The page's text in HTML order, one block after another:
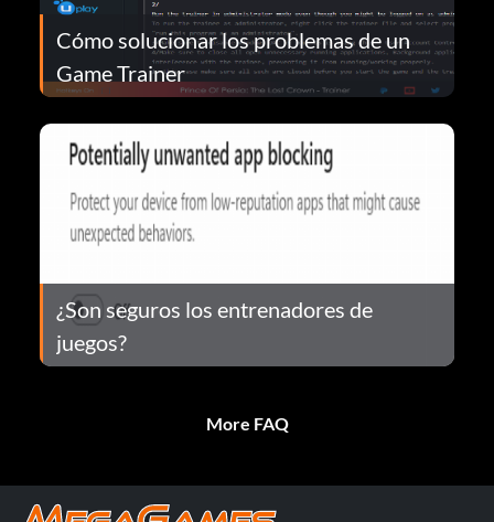
Cómo solucionar los problemas de un
Game Trainer
¿Son seguros los entrenadores de
juegos?
More FAQ